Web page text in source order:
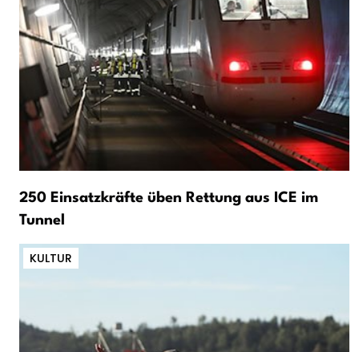
250 Einsatzkräfte üben Rettung aus ICE im
Tunnel
KULTUR